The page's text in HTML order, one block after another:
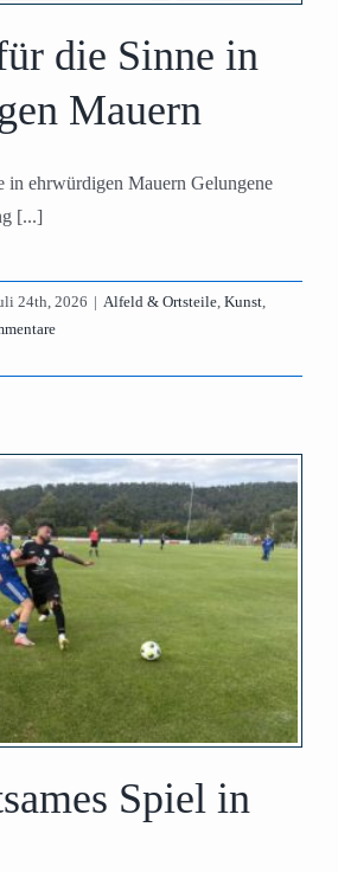
die Sinne in
Mauern
in ehrwürdigen Mauern Gelungene
[...]
24th, 2026 | Alfeld & Ortsteile Kunst
Spiel in